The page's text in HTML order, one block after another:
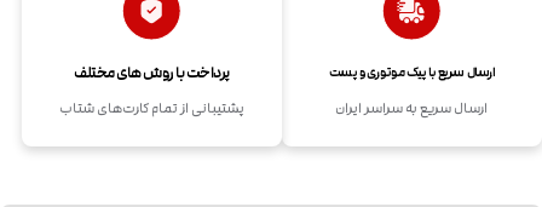
ارسال سریع با پیک موتوری و پست
ارسال سریع به سراسر ایران
پرداخت با روش های مختلف
پشتیبانی از تمام کارت‌های شتاب